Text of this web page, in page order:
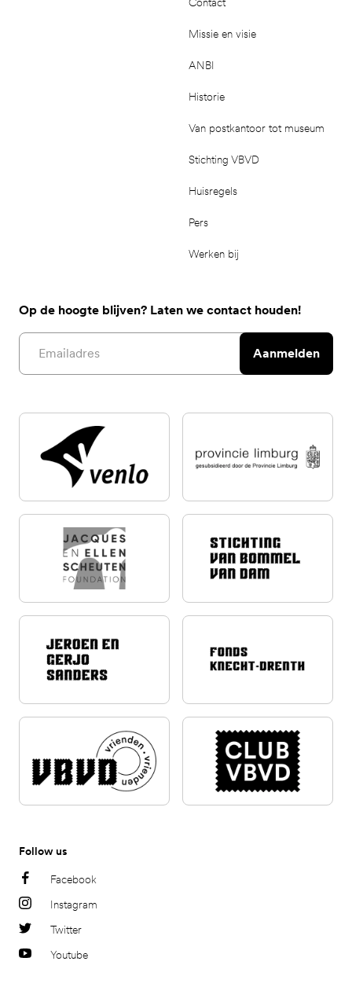
Missie en visie
ANBI
Historie
Van postkantoor tot museum
Stichting VBVD
Huisregels
Pers
Werken bij
Op de hoogte blijven? Laten we contact houden!
Email address
Aanmelden
Follow us
Facebook
Instagram
Twitter
Youtube